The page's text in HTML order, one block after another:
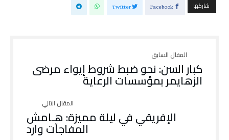
‫‫ شاركها‬ Facebook
Twitter
‬الزهايمر‭ ‬بمؤسسات‭ ‬الرعاية
الإفريقي في ليلة مميزة: هـامش
المفاجآت وارد